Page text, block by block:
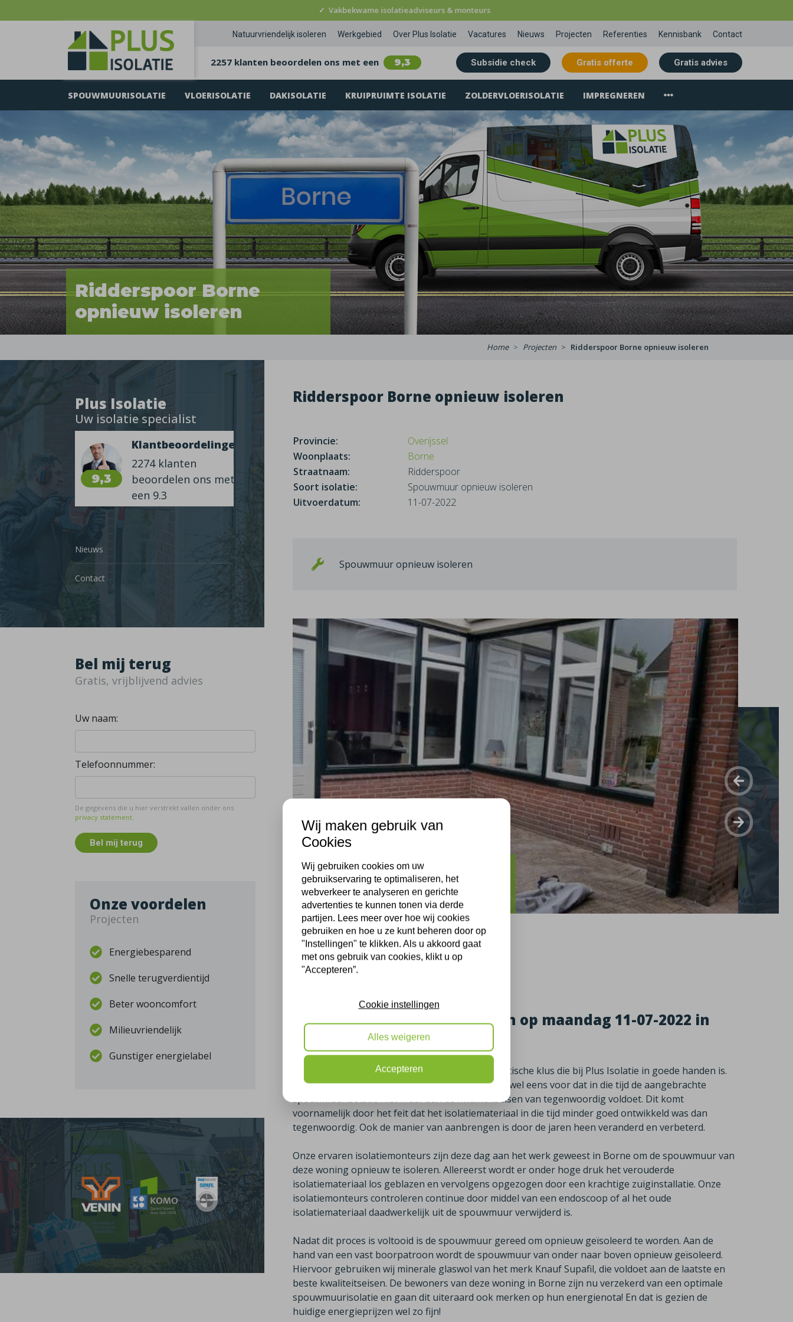
✓ Vakbekwame isolatieadviseurs & monteurs
Natuurvriendelijk isoleren Werkgebied Over Plus Isolatie Vacatures Nieuws Projecten Referenties Kennisbank Contact
2257 klanten beoordelen ons met een 9,3 Subsidie check Gratis offerte Gratis advies
SPOUWMUURISOLATIE VLOERISOLATIE DAKISOLATIE KRUIPRUIMTE ISOLATIE ZOLDERVLOERISOLATIE IMPREGNEREN
Ridderspoor Borne
opnieuw isoleren
Home Projecten Ridderspoor Borne opnieuw isoleren
Plus Isolatie
Uw isolatie specialist
9,3
Klantbeoordelingen
2274 klanten
beoordelen ons met
een 9.3
Nieuws
Contact
Bel mij terug
Gratis, vrijblijvend advies
Uw naam:
Telefoonnummer:
De gegevens die u hier verstrekt vallen onder ons
privacy statement.
Bel mij terug
Onze voordelen
Projecten
Energiebesparend
Snelle terugverdientijd
Beter wooncomfort
Milieuvriendelijk
Gunstiger energielabel
Ridderspoor Borne opnieuw isoleren
Provincie:
Overijssel
Woonplaats:
Borne
Straatnaam:
Ridderspoor
Soort isolatie:
Spouwmuur opnieuw isoleren
Uitvoerdatum:
11-07-2022
Spouwmuur opnieuw isoleren
Borne
Ridderspoor Borne opnieuw isoleren
Borne, 11-07-2022
Spouwmuur opnieuw isoleren op maandag 11-07-2022 in
De spouwmuur opnieuw isoleren is een specialistische klus die bij Plus Isolatie in goede handen is.
Met name bij woningen uit de jaren ’70 komt het wel eens voor dat in die tijd de aangebrachte
spouwmuurisolatie niet meer aan de kwaliteitseisen van tegenwoordig voldoet. Dit komt
voornamelijk door het feit dat het isolatiemateriaal in die tijd minder goed ontwikkeld was dan
tegenwoordig. Ook de manier van aanbrengen is door de jaren heen veranderd en verbeterd.
Onze ervaren isolatiemonteurs zijn deze dag aan het werk geweest in Borne om de spouwmuur van
deze woning opnieuw te isoleren. Allereerst wordt er onder hoge druk het verouderde
isolatiemateriaal los geblazen en vervolgens opgezogen door een krachtige zuiginstallatie. Onze
isolatiemonteurs controleren continue door middel van een endoscoop of al het oude
isolatiemateriaal daadwerkelijk uit de spouwmuur verwijderd is.
Nadat dit proces is voltooid is de spouwmuur gereed om opnieuw geïsoleerd te worden. Aan de
hand van een vast boorpatroon wordt de spouwmuur van onder naar boven opnieuw geïsoleerd.
Hiervoor gebruiken wij minerale glaswol van het merk Knauf Supafil, die voldoet aan de laatste en
beste kwaliteitseisen. De bewoners van deze woning in Borne zijn nu verzekerd van een optimale
spouwmuurisolatie en gaan dit uiteraard ook merken op hun energienota! En dat is gezien de
huidige energieprijzen wel zo fijn!
Wij maken gebruik van
Cookies
Wij gebruiken cookies om uw
gebruikservaring te optimaliseren, het
webverkeer te analyseren en gerichte
advertenties te kunnen tonen via derde
partijen. Lees meer over hoe wij cookies
gebruiken en hoe u ze kunt beheren door op
"Instellingen" te klikken. Als u akkoord gaat
met ons gebruik van cookies, klikt u op
"Accepteren”.
Cookie instellingen
Alles weigeren
Accepteren